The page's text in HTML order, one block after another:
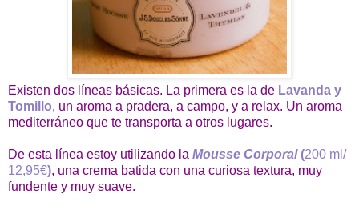
Existen dos líneas básicas. La primera es la de Lavanda y
Tomillo, un aroma a pradera, a campo, y a relax. Un aroma
mediterráneo que te transporta a otros lugares.
De esta línea estoy utilizando la Mousse Corporal(200 ml/
12,95€), una crema batida con una curiosa textura, muy
fundente y muy suave.